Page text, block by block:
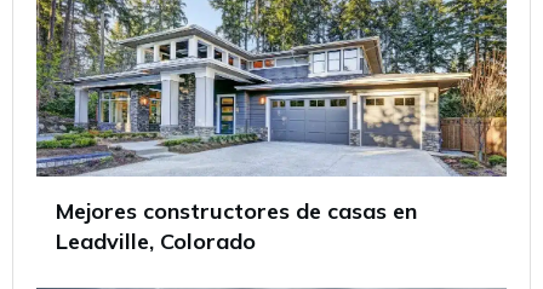
Mejores constructores de casas en
Leadville, Colorado